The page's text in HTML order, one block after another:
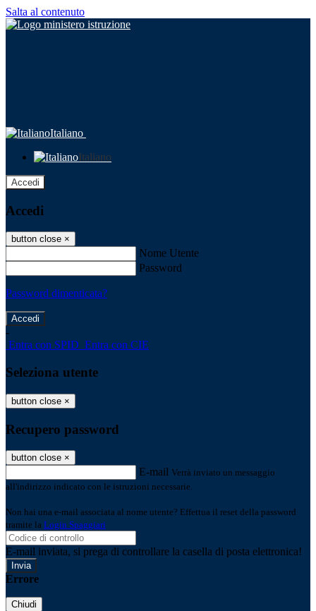
Salta al contenuto
Italiano
Italiano
Accedi
Accedi
button close ×
Nome Utente
Password
Password dimenticata?
-
Entra con SPID Entra con CIE
Seleziona utente
button close ×
Recupero password
button close ×
E-mail Verrà inviato un messaggio
all'indirizzo indicato con le istruzioni necessarie.
Non hai una e-mail associata al nome utente? Effettua il reset della password
tramite la Login Spaggiari
E-mail inviata, si prega di controllare la casella di posta elettronica!
Errore
Chiudi